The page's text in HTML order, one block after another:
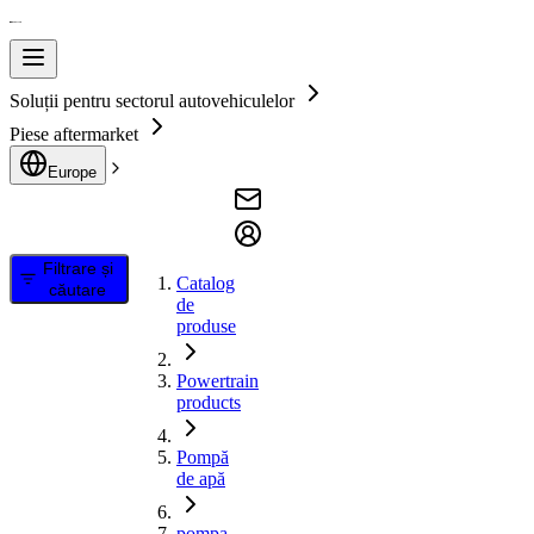
Soluții pentru sectorul autovehiculelor
Piese aftermarket
Europe
Filtrare și
căutare
Catalog
de
produse
Powertrain
products
Pompă
de apă